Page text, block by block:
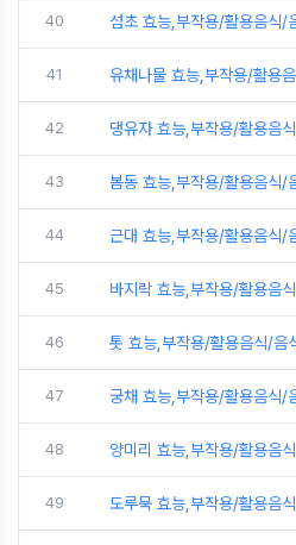
40 섬초 효능,부작용/활용음식/
41 유채나물 효능,부작용/활용
42 댕유자 효능,부작용/활용음
43 봄동 효능,부작용/활용음식/
44 근대 효능,부작용/활용음식/
45 바지락 효능,부작용/활용음
46 톳 효능,부작용/활용음식/음
47 궁채 효능,부작용/활용음식/
48 양미리 효능,부작용/활용음
49 도루묵 효능,부작용/활용음